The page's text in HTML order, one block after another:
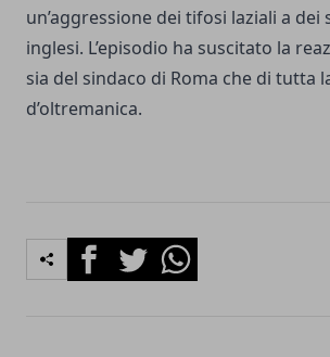
un’aggressione dei tifosi laziali a
inglesi. L’episodio ha suscitato la
sia del sindaco di Roma che di tutta
d’oltremanica.
FacebookTwitterWhatsapp